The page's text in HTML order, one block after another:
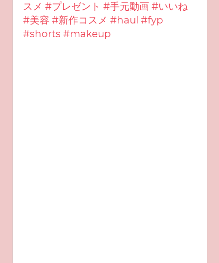
スメ #プレゼント #手元動画 #いいね
#美容 #新作コスメ #haul #fyp
#shorts #makeup